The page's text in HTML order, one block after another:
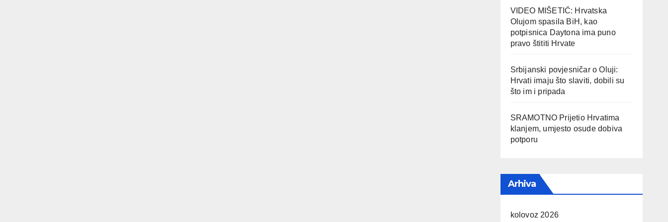
VIDEO MIŠETIĆ: Hrvatska
Olujom spasila BiH, kao
potpisnica Daytona ima puno
pravo štititi Hrvate
Srbijanski povjesničar o Oluji:
Hrvati imaju što slaviti, dobili su
što im i pripada
SRAMOTNO Prijetio Hrvatima
klanjem, umjesto osude dobiva
potporu
Arhiva
kolovoz 2026